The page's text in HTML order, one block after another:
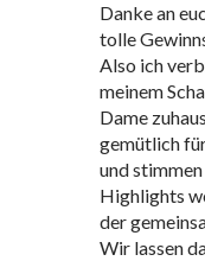
Danke an
tolle
Also ich
meinem
Dame
gemütlich
und
Highlights
der
Wir lassen